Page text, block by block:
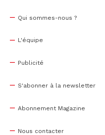
Qui sommes-nous ?
L'équipe
Publicité
S'abonner à la newsletter
Abonnement Magazine
Nous contacter